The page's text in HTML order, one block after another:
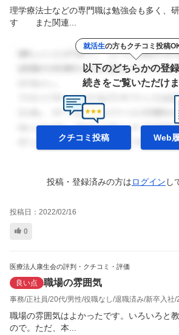
理学療法士などの専門職は勉強会も多く、
す　　また関連...
就活生の方もクチコミ投稿
以下のどちらかの登
続きをご覧いただけ
クチコミ投稿 Web
投稿・登録済みの方はログイン し
投稿日： 2022/02/16
0
医療法人康生会の評判・クチコミ・評価
良い点 職場の雰囲気
事務 正社員 20代 男性 役職なし 退職済み 新卒入社
職場の雰囲気はよかったです。いろいろと
ので。ただ、本...